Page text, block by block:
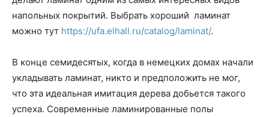
напольных покрытий. Выбрать хороший ламинат
можно тут https://ufa.elhall.ru/catalog/laminat/.
В конце семидесятых, когда в немецких домах начали
укладывать ламинат, никто и предположить не мог,
что эта идеальная имитация дерева добьется такого
успеха. Современные ламинированные полы